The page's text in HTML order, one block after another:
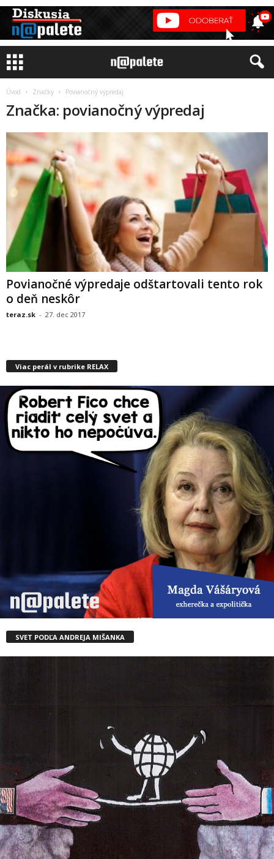
Úvod Značky Povianočný výpredaj
Značka: povianočný výpredaj
Povianočné výpredaje odštartovali tento rok
o deň neskôr
teraz.sk - 27. dec 2017
Viac perál v rubrike RELAX
SVET PODĽA ANDREJA MIŠANKA